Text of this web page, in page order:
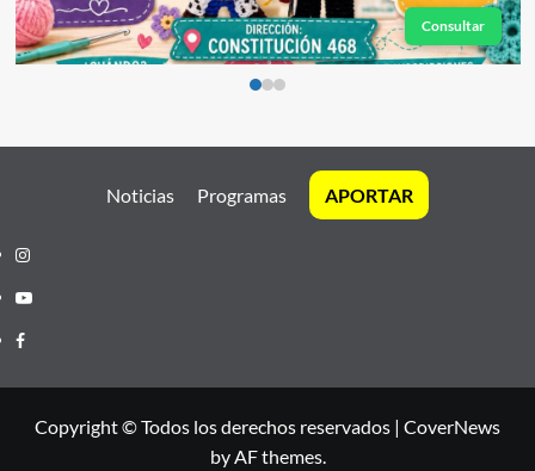
Consultar
Noticias Programas APORTAR
Instagram
Youtube
Facebook
Copyright © Todos los derechos reservados | CoverNews
by AF themes.